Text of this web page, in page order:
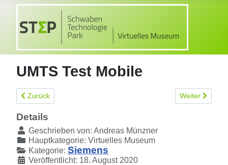
UMTS Test Mobile
Vorheriger Beitrag: Siemens Mobiltelefon SL75
Zurück Nächster
Weiter
Details
Geschrieben von: Andreas Münzner
Hauptkategorie: Virtuelles Museum
Kategorie: Siemens
Veröffentlicht: 18. August 2020